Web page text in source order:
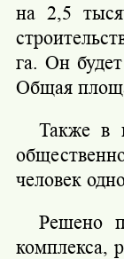
на 2,5
га. Он
Общая
Также в
человек
Решено
комплекса,